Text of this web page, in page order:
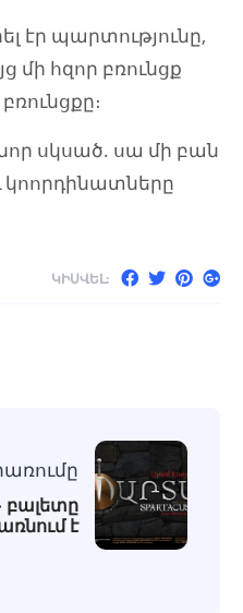
էր պարտությունը,
մի հզոր բռունցք
սկսած. սա մի բան
կոորդինատները
ԿԻՍՎԵԼ:
է